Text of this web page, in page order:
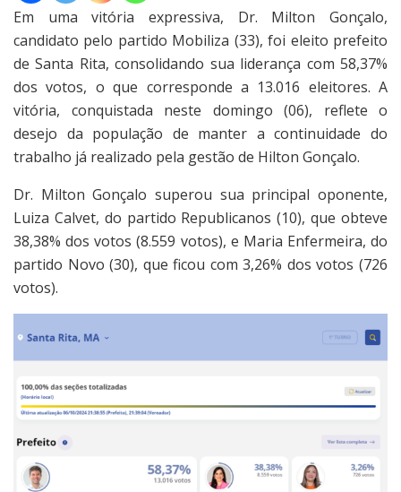
Em uma vitória expressiva, Dr. Milton Gonçalo,
candidato pelo partido Mobiliza (33), foi eleito prefeito
de Santa Rita, consolidando sua liderança com 58,37%
dos votos, o que corresponde a 13.016 eleitores. A
vitória, conquistada neste domingo (06), reflete o
desejo da população de manter a continuidade do
trabalho já realizado pela gestão de Hilton Gonçalo.
Dr. Milton Gonçalo superou sua principal oponente,
Luiza Calvet, do partido Republicanos (10), que obteve
38,38% dos votos (8.559 votos), e Maria Enfermeira, do
partido Novo (30), que ficou com 3,26% dos votos (726
votos).